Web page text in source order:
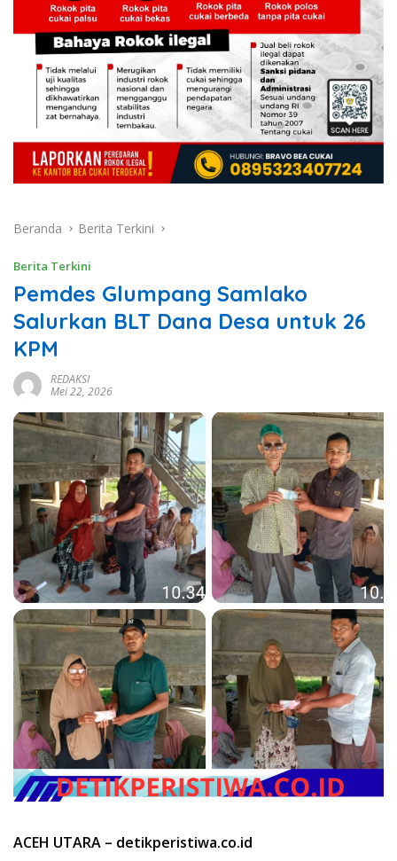
Beranda Berita Terkini
Berita Terkini
Pemdes Glumpang Samlako
Salurkan BLT Dana Desa untuk 26
KPM
REDAKSI
Mei 22, 2026
ACEH UTARA – detikperistiwa.co.id